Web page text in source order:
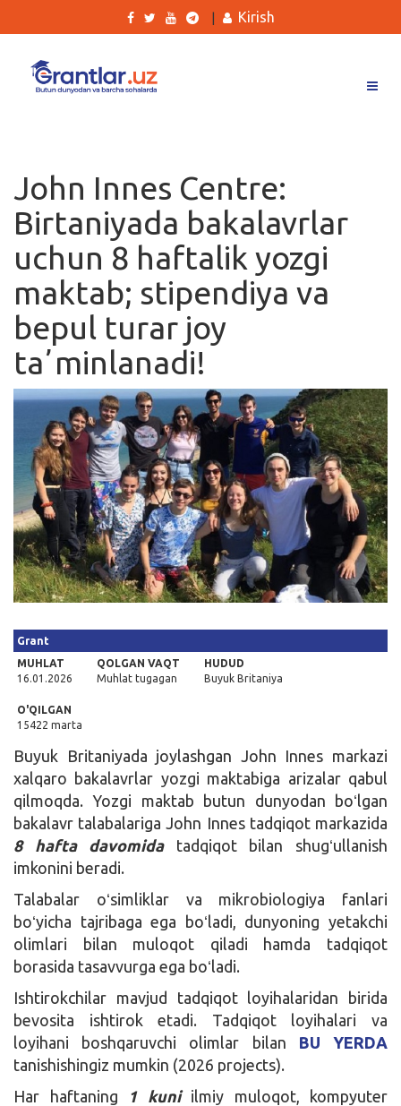
Ishlar
Kurslar
Blog
Yana
Qidirish
Kirish
Kirish
John Innes Centre:
Birtaniyada bakalavrlar
uchun 8 haftalik yozgi
maktab; stipendiya va
bepul turar joy
taʼminlanadi!
Grant
MUHLAT
16.01.2026
QOLGAN VAQT
Muhlat tugagan
HUDUD
Buyuk Britaniya
O'QILGAN
15422 marta
Buyuk Britaniyada joylashgan John Innes markazi
xalqaro bakalavrlar yozgi maktabiga arizalar qabul
qilmoqda. Yozgi maktab butun dunyodan boʻlgan
bakalavr talabalariga John Innes tadqiqot markazida
8 hafta davomidatadqiqot bilan shugʻullanish
imkonini beradi.
Talabalar oʻsimliklar va mikrobiologiya fanlari
boʻyicha tajribaga ega boʻladi, dunyoning yetakchi
olimlari bilan muloqot qiladi hamda tadqiqot
borasida tasavvurga ega boʻladi.
Ishtirokchilar mavjud tadqiqot loyihalaridan birida
bevosita ishtirok etadi. Tadqiqot loyihalari va
loyihani boshqaruvchi olimlar bilan BU YERDA
tanishishingiz mumkin (2026 projects).
Har haftaning
1 kuni
ilmiy muloqot, kompyuter